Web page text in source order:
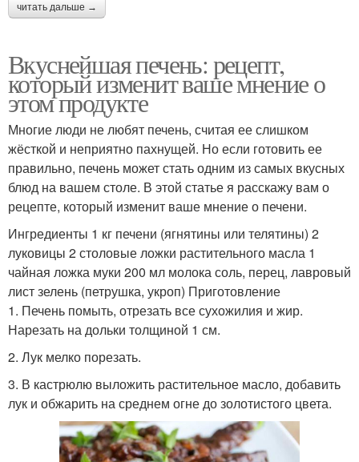
читать дальше →
Вкуснейшая печень: рецепт,
который изменит ваше мнение о
этом продукте
Многие люди не любят печень, считая ее слишком
жёсткой и неприятно пахнущей. Но если готовить ее
правильно, печень может стать одним из самых вкусных
блюд на вашем столе. В этой статье я расскажу вам о
рецепте, который изменит ваше мнение о печени.
Ингредиенты 1 кг печени (ягнятины или телятины) 2
луковицы 2 столовые ложки растительного масла 1
чайная ложка муки 200 мл молока соль, перец, лавровый
лист зелень (петрушка, укроп) Приготовление
1. Печень помыть, отрезать все сухожилия и жир.
Нарезать на дольки толщиной 1 см.
2. Лук мелко порезать.
3. В кастрюлю выложить растительное масло, добавить
лук и обжарить на среднем огне до золотистого цвета.